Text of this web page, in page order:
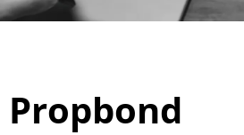
Propbond